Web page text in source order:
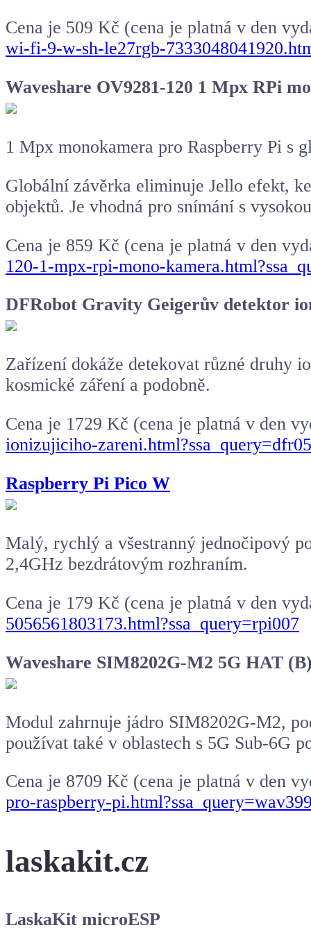
Cena je 509 Kč (cena je platná v den
wi-fi-9-w-sh-le27rgb-
Waveshare OV9281-120 1 Mpx RPi
1 Mpx monokamera pro Raspberry Pi s
Globální závěrka eliminuje Jello efekt,
objektů. Je vhodná pro snímání s
Cena je 859 Kč (cena je platná v den
120-1-mpx-rpi-mono-
DFRobot Gravity Geigerův detektor
Zařízení dokáže detekovat různé druhy
kosmické záření a podobně.
Cena je 1729 Kč (cena je platná v den
ionizujiciho-
Raspberry Pi Pico W
Malý, rychlý a všestranný jednočipový
2,4GHz bezdrátovým rozhraním.
Cena je 179 Kč (cena je platná v den
5056561803173.html?ssa_query=rpi007
Waveshare SIM8202G-M2 5G HAT
Modul zahrnuje jádro SIM8202G-M2,
používat také v oblastech s 5G Sub-6G
Cena je 8709 Kč (cena je platná v den
pro-raspberry-
laskakit.cz
LaskaKit microESP